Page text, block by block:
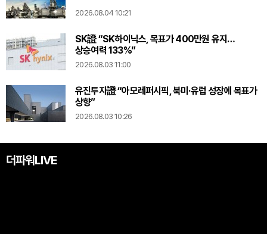
2026.08.04 10:21
SK證 “SK하이닉스, 목표가 400만원 유지…
상승여력 133%”
2026.08.03 11:00
유진투자證 “아모레퍼시픽, 북미·유럽 성장에 목표가
상향”
2026.08.03 10:26
더파워LIVE